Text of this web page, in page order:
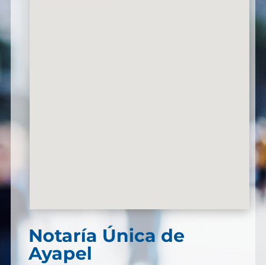
Notaría Única de
Ayapel